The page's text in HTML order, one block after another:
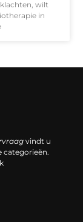
wilt
in
vindt u
categorieën.